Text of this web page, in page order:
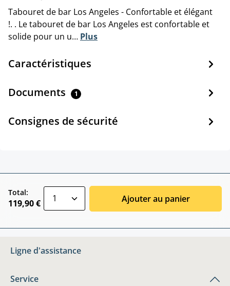
Tabouret de bar Los Angeles - Confortable et élégant
!. . Le tabouret de bar Los Angeles est confortable et
solide pour un u… Plus
Caractéristiques
Documents 1
Consignes de sécurité
Total:
119,90 € Ajouter au panier
Ligne d'assistance
Service